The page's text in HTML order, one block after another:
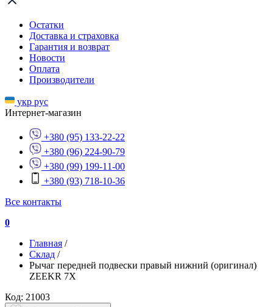
Остатки
Доставка и страховка
Гарантия и возврат
Новости
Оплата
Производители
укр рус
Интернет-магазин
+380 (95) 133-22-22
+380 (96) 224-90-79
+380 (99) 199-11-00
+380 (93) 718-10-36
Все контакты
0
Главная /
Склад /
Рычаг передней подвески правый нижний (оригинал)
ZEEKR 7X
Код: 21003